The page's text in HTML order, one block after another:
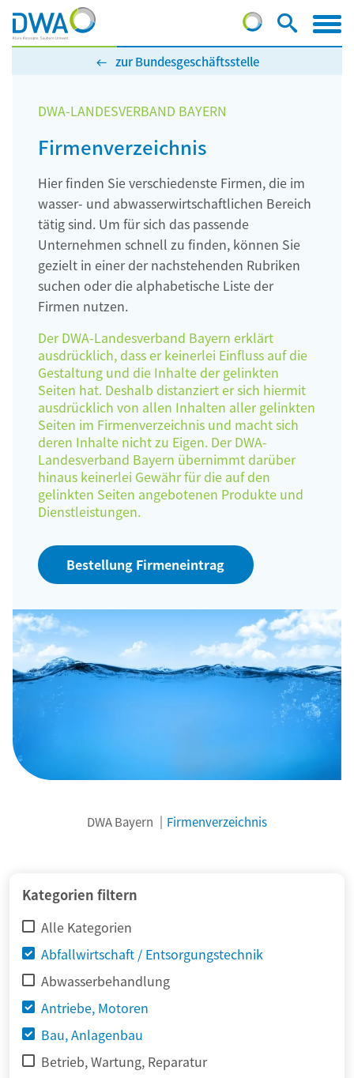
zur Bundesgeschäftsstelle
DWA-LANDESVERBAND BAYERN
Firmenverzeichnis
Hier finden Sie verschiedenste Firmen, die im
wasser- und abwasserwirtschaftlichen Bereich
tätig sind. Um für sich das passende
Unternehmen schnell zu finden, können Sie
gezielt in einer der nachstehenden Rubriken
suchen oder die alphabetische Liste der
Firmen nutzen.
Der DWA-Landesverband Bayern erklärt
ausdrücklich, dass er keinerlei Einfluss auf die
Gestaltung und die Inhalte der gelinkten
Seiten hat. Deshalb distanziert er sich hiermit
ausdrücklich von allen Inhalten aller gelinkten
Seiten im Firmenverzeichnis und macht sich
deren Inhalte nicht zu Eigen. Der DWA-
Landesverband Bayern übernimmt darüber
hinaus keinerlei Gewähr für die auf den
gelinkten Seiten angebotenen Produkte und
Dienstleistungen.
Bestellung Firmeneintrag
DWA Bayern Firmenverzeichnis
Kategorien filtern
Alle Kategorien
Abfallwirtschaft / Entsorgungstechnik
Abwasserbehandlung
Antriebe, Motoren
Bau, Anlagenbau
Betrieb, Wartung, Reparatur